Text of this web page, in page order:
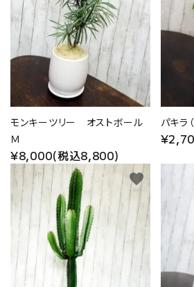
モンキーツリー オストボール
Ｍ
¥8,000(税込8,800)
パキラ
favorite